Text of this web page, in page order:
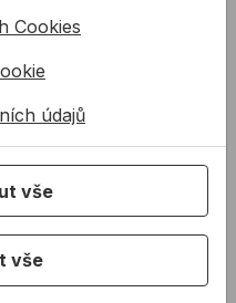
DOWSIL FS
silikon
Cookies
údajů
vše
vše